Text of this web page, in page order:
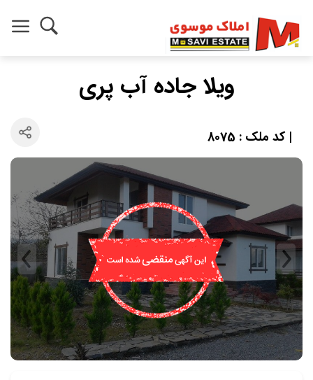
ویلا جاده آب پری
| کد ملک : 8075